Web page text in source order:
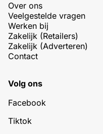
Over ons
Veelgestelde vragen
Werken bij
Zakelijk (Retailers)
Zakelijk (Adverteren)
Contact
Volg ons
Facebook
Tiktok